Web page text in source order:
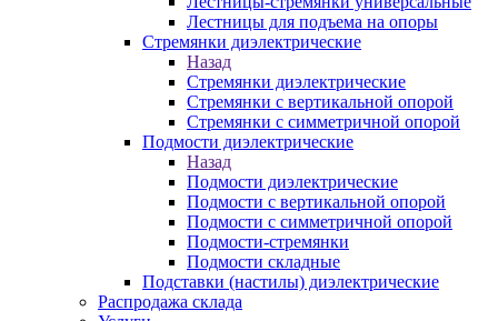
Лестницы для подъема на опоры
Стремянки диэлектрические
Назад
Стремянки диэлектрические
Стремянки с вертикальной опорой
Стремянки с симметричной опорой
Подмости диэлектрические
Назад
Подмости диэлектрические
Подмости с вертикальной опорой
Подмости с симметричной опорой
Подмости-стремянки
Подмости складные
Подставки (настилы) диэлектрические
Распродажа склада